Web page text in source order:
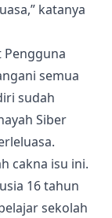
katanya
Pengguna
semua
sudah
Siber
cakna isu ini.
16 tahun
sekolah